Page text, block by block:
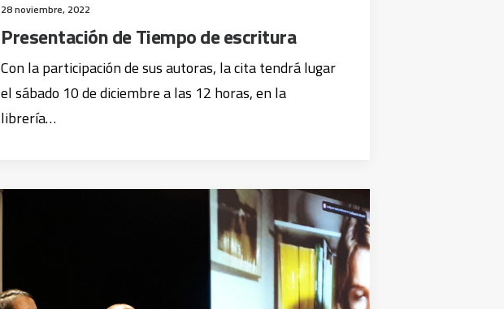
28 noviembre, 2022
Presentación de Tiempo de escritura
Con la participación de sus autoras, la cita tendrá lugar
el sábado 10 de diciembre a las 12 horas, en la
librería…